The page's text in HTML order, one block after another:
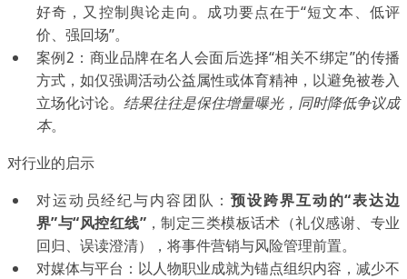
好奇，又控制舆论走向。成功要点在于“短文本、低评
价、强回场”。
案例2：商业品牌在名人会面后选择“相关不绑定”的传播
方式，如仅强调活动公益属性或体育精神，以避免被卷入
立场化讨论。 结果往往是保住增量曝光，同时降低争议成
本。
对行业的启示
对运动员经纪与内容团队：预设跨界互动的“表达边
界”与“风控红线”，制定三类模板话术（礼仪感谢、专业
回归、误读澄清），将事件营销与风险管理前置。
对媒体与平台：以人物职业成就为锚点组织内容，减少不